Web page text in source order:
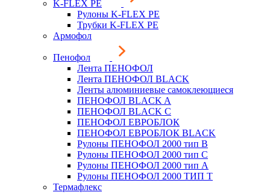
K-FLEX PE
Рулоны K-FLEX PE
Трубки K-FLEX PE
Армофол
Пенофол
Лента ПЕНОФОЛ
Лента ПЕНОФОЛ BLACK
Ленты алюминиевые самоклеющиеся
ПЕНОФОЛ BLACK A
ПЕНОФОЛ BLACK С
ПЕНОФОЛ ЕВРОБЛОК
ПЕНОФОЛ ЕВРОБЛОК BLACK
Рулоны ПЕНОФОЛ 2000 тип B
Рулоны ПЕНОФОЛ 2000 тип C
Рулоны ПЕНОФОЛ 2000 тип А
Рулоны ПЕНОФОЛ 2000 ТИП Т
Термафлекс